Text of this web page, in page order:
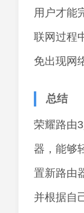
用户才能
联网过程
免出现网
总结
荣耀路由
器，能够
置新路由
并根据自